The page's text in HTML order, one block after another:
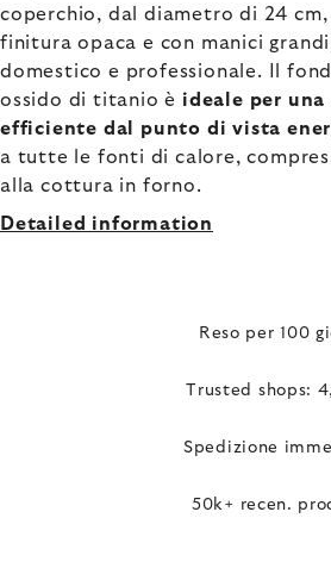
coperchio, dal diametro di 24 cm,
finitura opaca e con manici
domestico e professionale. Il
ossido di titanio è ideale per
efficiente dal punto di vista
a tutte le fonti di calore,
alla cottura in forno.
Detailed information
Reso per 100
Trusted shops:
Spedizione
50k+ recen.